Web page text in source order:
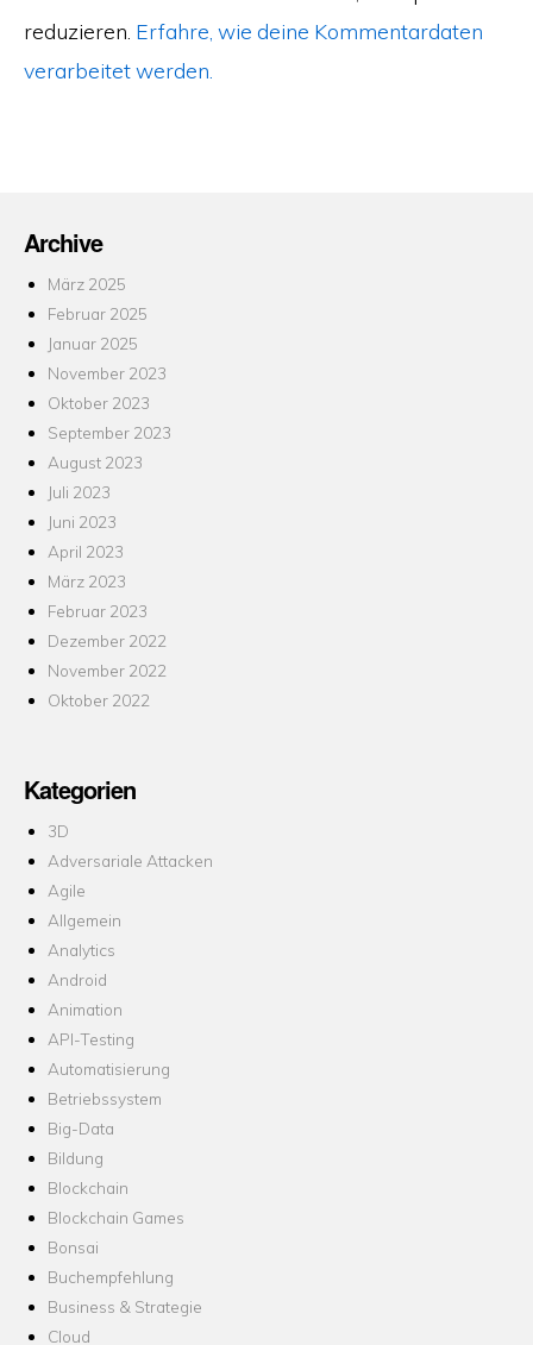
reduzieren. Erfahre, wie deine Kommentardaten
verarbeitet werden.
Archive
März 2025
Februar 2025
Januar 2025
November 2023
Oktober 2023
September 2023
August 2023
Juli 2023
Juni 2023
April 2023
März 2023
Februar 2023
Dezember 2022
November 2022
Oktober 2022
Kategorien
3D
Adversariale Attacken
Agile
Allgemein
Analytics
Android
Animation
API-Testing
Automatisierung
Betriebssystem
Big-Data
Bildung
Blockchain
Blockchain Games
Bonsai
Buchempfehlung
Business & Strategie
Cloud